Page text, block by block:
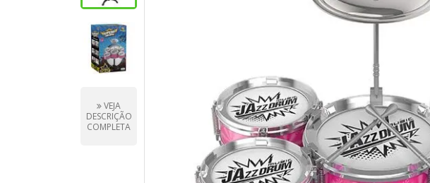
VEJA
DESCRIÇÃO
COMPLETA